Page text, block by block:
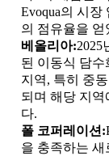
Evoqua의 시장
의 점유율을 얻
베올리아:2025
된 이동식 담
지역, 특히 중
되며 해당 지역
다.
폴 코퍼레이션:
을 충족하는 새